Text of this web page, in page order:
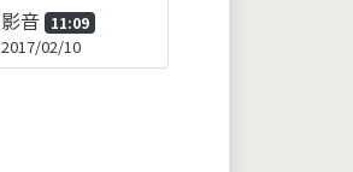
影音 11:09
2017/02/10